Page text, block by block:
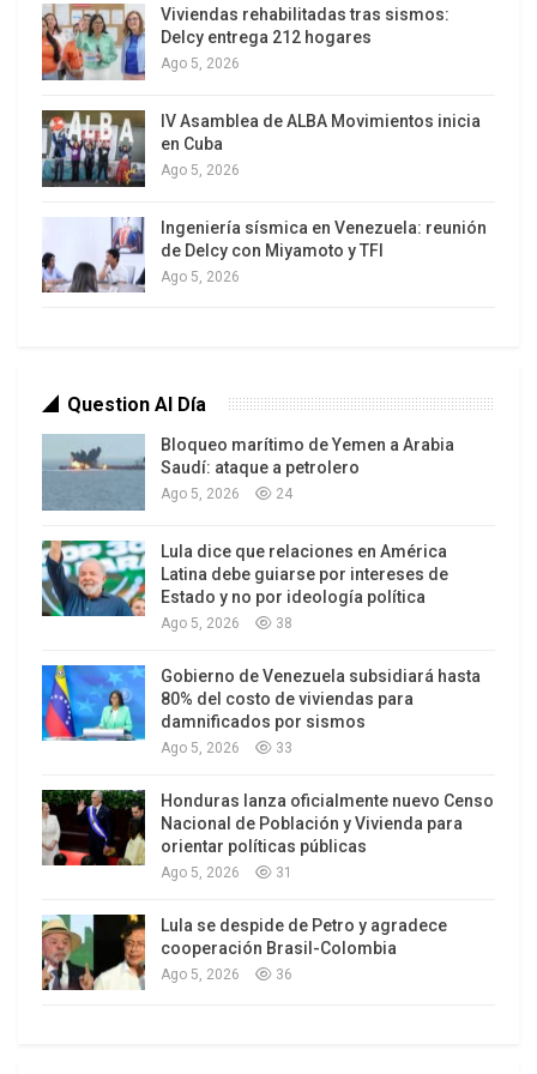
Gonzalo Winter, los precandidatos
Jara festejó rápidamente desde sus redes. «Hoy
noviembre: «Frente a la amenaza de la extrema
derecha, respondemos con unidad, diálogo y
esperanza.»
encuestas, si la derecha y la extrema derecha se
unen -en noviembre o en diciembre, en una
eventual segunda vuelta- superarían a toda la
más, es clave que la dirigenta comunista
comience a sumar apoyos, dentro y fuera del
Ante la contundencia de los resultados,Tohá, la
otra dirigenta que los sondeos describían como
favorita junto con Jara, reconoció la derrota, aún
resultados tristes, decepcionantes, no es lo que
esperábamos”
, aseguró. Pese a su visible
decepción, la socialdemócrata fue clara al
Viviendas rehabilitadas tras sismos:
Delcy entrega 212 hogares
Ago 5, 2026
IV Asamblea de ALBA Movimientos inicia
en Cuba
Ago 5, 2026
Ingeniería sísmica en Venezuela: reunión
de Delcy con Miyamoto y TFI
Ago 5, 2026
Question Al Día
Bloqueo marítimo de Yemen a Arabia
Saudí: ataque a petrolero
Ago 5, 2026 24
Lula dice que relaciones en América
Latina debe guiarse por intereses de
Estado y no por ideología política
Ago 5, 2026 38
Gobierno de Venezuela subsidiará hasta
80% del costo de viviendas para
damnificados por sismos
Ago 5, 2026 33
Honduras lanza oficialmente nuevo Censo
Nacional de Población y Vivienda para
orientar políticas públicas
Ago 5, 2026 31
Lula se despide de Petro y agradece
cooperación Brasil-Colombia
Ago 5, 2026 36